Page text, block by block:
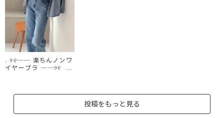
. ୨୧┈┈ 楽ちんノンワ
イヤーブラ ┈┈୨୧ 自
イヤーブラでもシルエ
プルなアウターライク
投稿をもっと見る